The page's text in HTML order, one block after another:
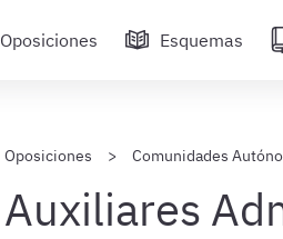
Oposiciones Esquemas
Oposiciones Comunidades
Auxiliares